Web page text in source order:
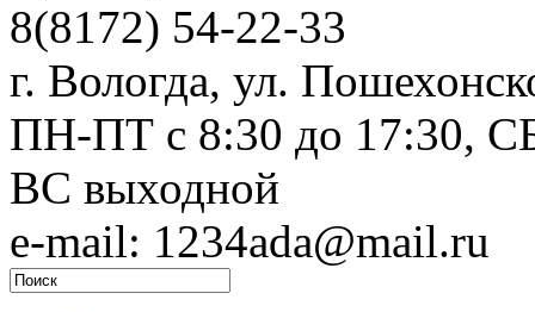
8(8172) 54-22-33
г. Вологда, ул.
ПН-ПТ c 8:30 до 17:30,
ВС выходной
e-mail: 1234ada@mail.ru